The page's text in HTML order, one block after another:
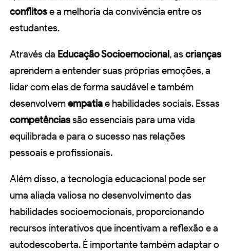
conflitose a melhoria da convivência entre os
estudantes.
Através da Educação Socioemocional, ascrianças
aprendem a entender suas próprias emoções, a
lidar com elas de forma saudável e também
desenvolvemempatiae habilidades sociais. Essas
competênciassão essenciais para uma vida
equilibrada e para o sucesso nas relações
pessoais e profissionais.
Além disso, a tecnologia educacional pode ser
uma aliada valiosa no desenvolvimento das
habilidades socioemocionais, proporcionando
recursos interativos que incentivam a reflexão e a
autodescoberta. É importante também adaptar o